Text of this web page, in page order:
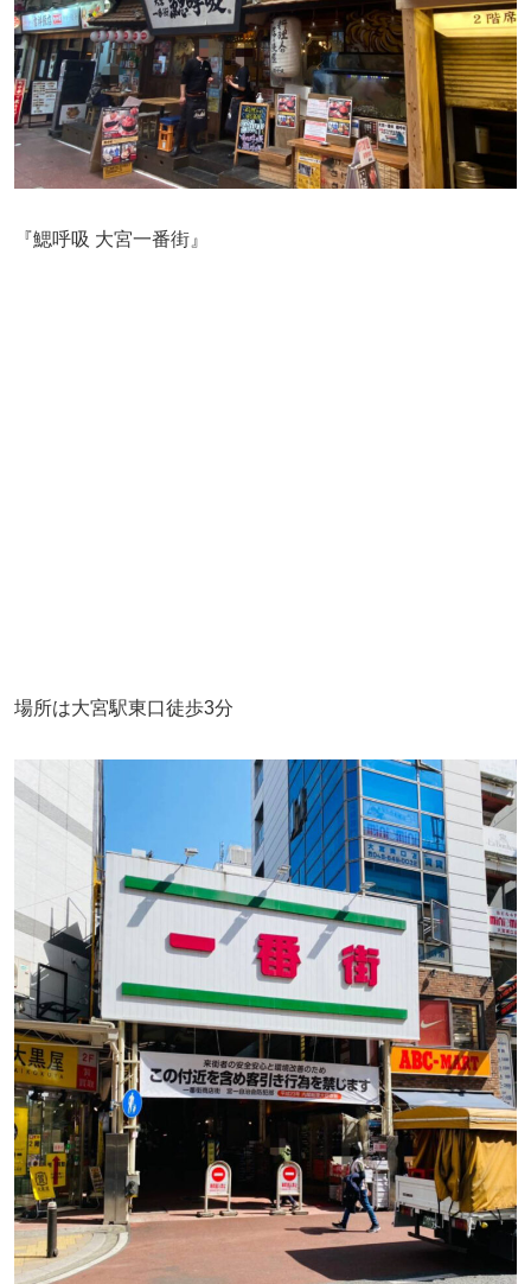
『鰓呼吸 大宮一番街』
場所は大宮駅東口徒歩3分